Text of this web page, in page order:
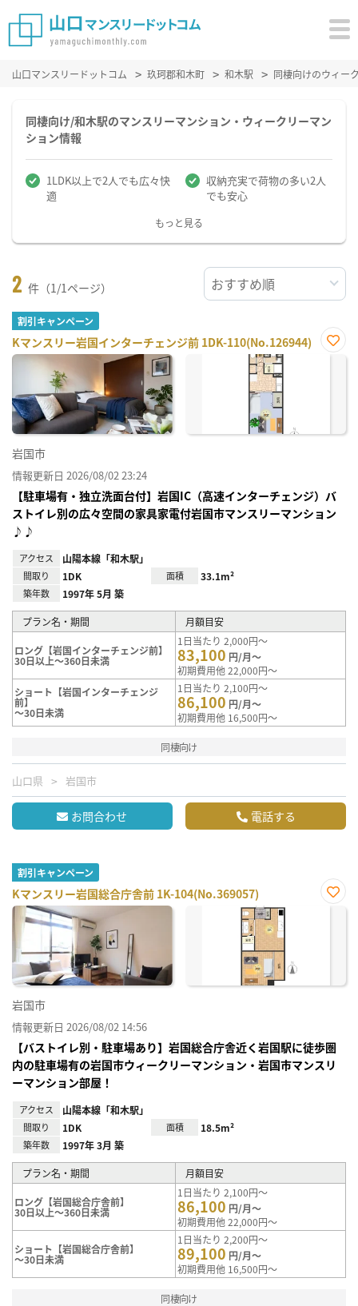
山口マンスリードットコム 玖珂郡和木町 和木駅 同棲向けのウィー
同棲向け/和木駅のマンスリーマンション・ウィークリーマン
ション情報
1LDK以上で2人でも広々快
適
収納充実で荷物の多い2人
でも安心
もっと見る
2 件（1/1ページ）
割引キャンペーン
Kマンスリー岩国インターチェンジ前 1DK-110(No.126944)
お気
岩国市
情報更新日 2026/08/02 23:24
【駐車場有・独立洗面台付】岩国IC（高速インターチェンジ）バ
ストイレ別の広々空間の家具家電付岩国市マンスリーマンション
♪♪
アクセス 山陽本線「和木駅」
間取り 1DK 面積 33.1m²
築年数 1997年 5月 築
プラン名・期間 月額目安
ロング【岩国インターチェンジ前】
30日以上～360日未満
1日当たり 2,000円～
83,100 円/月～
初期費用他 22,000円～
ショート【岩国インターチェンジ
前】
～30日未満
1日当たり 2,100円～
86,100 円/月～
初期費用他 16,500円～
同棲向け
山口県 岩国市
お問合わせ 電話する
割引キャンペーン
Kマンスリー岩国総合庁舎前 1K-104(No.369057)
お気
岩国市
情報更新日 2026/08/02 14:56
【バストイレ別・駐車場あり】岩国総合庁舎近く岩国駅に徒歩圏
内の駐車場有の岩国市ウィークリーマンション・岩国市マンスリ
ーマンション部屋！
アクセス 山陽本線「和木駅」
間取り 1DK 面積 18.5m²
築年数 1997年 3月 築
プラン名・期間 月額目安
ロング【岩国総合庁舎前】
30日以上～360日未満
1日当たり 2,100円～
86,100 円/月～
初期費用他 22,000円～
ショート【岩国総合庁舎前】
～30日未満
1日当たり 2,200円～
89,100 円/月～
初期費用他 16,500円～
同棲向け